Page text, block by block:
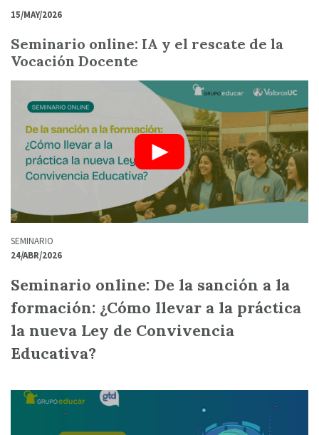
15/MAY/2026
Seminario online: IA y el rescate de la
Vocación Docente
SEMINARIO
24/ABR/2026
Seminario online: De la sanción a la
formación: ¿Cómo llevar a la práctica
la nueva Ley de Convivencia
Educativa?